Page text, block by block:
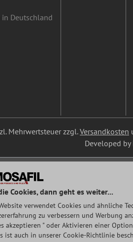
Deutschland
Mehrwertsteuer zzgl.Versandkosten
Developed
Cookies, dann geht es weiter...
verwendet Cookies und ähnliche
zu verbessern und Werbung
akzeptieren " oder Aktivieren einer
ist auch in unserer Cookie-Richtlinie